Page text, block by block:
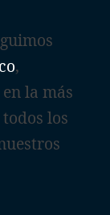
,
la más
los